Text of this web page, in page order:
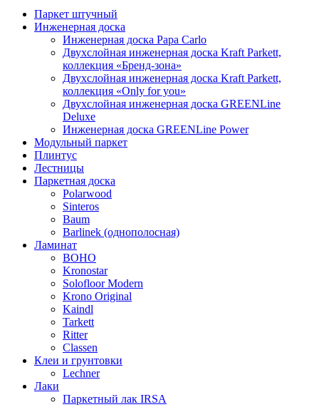
Паркет штучный
Инженерная доска
Инженерная доска Papa Carlo
Двухслойная инженерная доска Kraft Parkett,
коллекция «Бренд-зона»
Двухслойная инженерная доска Kraft Parkett,
коллекция «Only for you»
Двухслойная инженерная доска GREENLine
Deluxe
Инженерная доска GREENLine Power
Модульный паркет
Плинтус
Лестницы
Паркетная доска
Polarwood
Sinteros
Baum
Barlinek (однополосная)
Ламинат
BOHO
Kronostar
Solofloor Modern
Krono Original
Kaindl
Tarkett
Ritter
Classen
Клеи и грунтовки
Lechner
Лаки
Паркетный лак IRSA